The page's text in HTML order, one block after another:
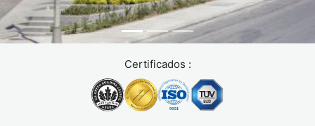
Certificados :